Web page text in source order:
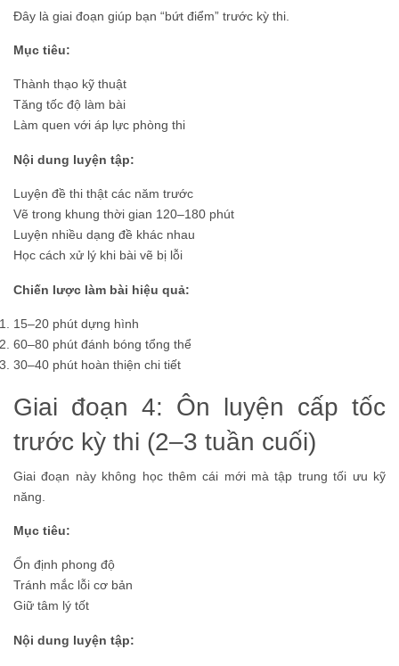
Đây là giai đoạn giúp bạn “bứt điểm” trước kỳ thi.
Mục tiêu:
Thành thạo kỹ thuật
Tăng tốc độ làm bài
Làm quen với áp lực phòng thi
Nội dung luyện tập:
Luyện đề thi thật các năm trước
Vẽ trong khung thời gian 120–180 phút
Luyện nhiều dạng đề khác nhau
Học cách xử lý khi bài vẽ bị lỗi
Chiến lược làm bài hiệu quả:
15–20 phút dựng hình
60–80 phút đánh bóng tổng thể
30–40 phút hoàn thiện chi tiết
Giai đoạn 4: Ôn luyện cấp tốc
trước kỳ thi (2–3 tuần cuối)
Giai đoạn này không học thêm cái mới mà tập trung tối ưu kỹ
năng.
Mục tiêu:
Ổn định phong độ
Tránh mắc lỗi cơ bản
Giữ tâm lý tốt
Nội dung luyện tập: